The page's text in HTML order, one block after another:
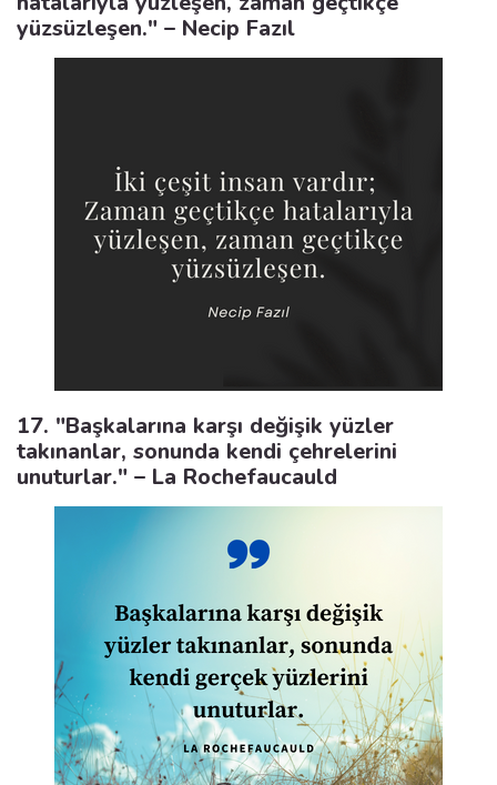
yüzsüzleşen." – Necip Fazıl
17. "Başkalarına karşı değişik yüzler
takınanlar, sonunda kendi çehrelerini
unuturlar." – La Rochefaucauld